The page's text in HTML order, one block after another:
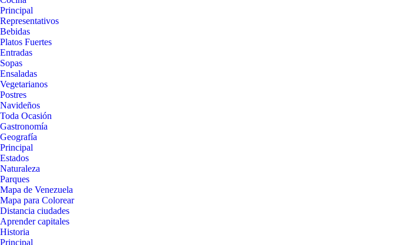
Principal
Representativos
Bebidas
Platos Fuertes
Entradas
Sopas
Ensaladas
Vegetarianos
Postres
Navideños
Toda Ocasión
Gastronomía
Geografía
Principal
Estados
Naturaleza
Parques
Mapa de Venezuela
Mapa para Colorear
Distancia ciudades
Aprender capitales
Historia
Principal